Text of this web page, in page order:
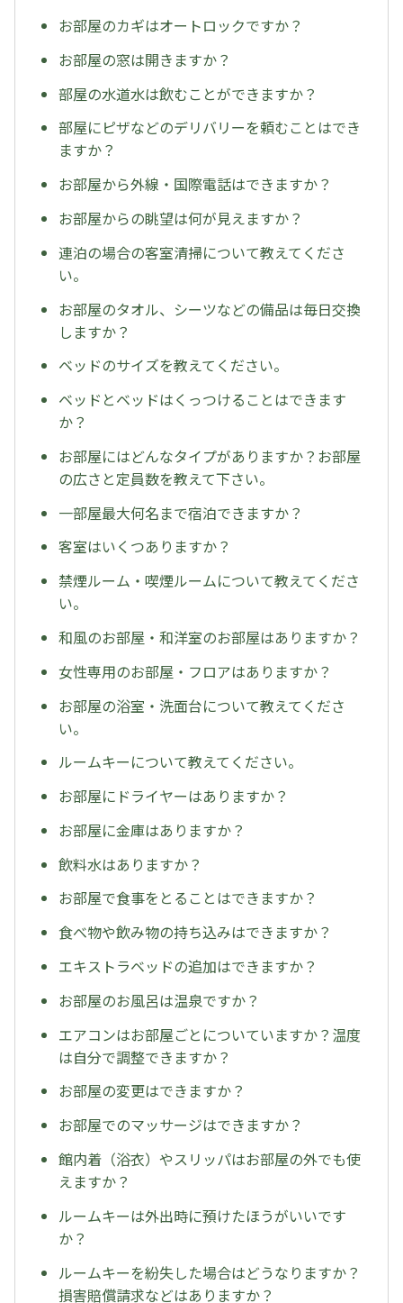
お部屋のカギはオートロックですか？
お部屋の窓は開きますか？
部屋の水道水は飲むことができますか？
部屋にピザなどのデリバリーを頼むことはでき
ますか？
お部屋から外線・国際電話はできますか？
お部屋からの眺望は何が見えますか？
連泊の場合の客室清掃について教えてくださ
い。
お部屋のタオル、シーツなどの備品は毎日交換
しますか？
ベッドのサイズを教えてください。
ベッドとベッドはくっつけることはできます
か？
お部屋にはどんなタイプがありますか？お部屋
の広さと定員数を教えて下さい。
一部屋最大何名まで宿泊できますか？
客室はいくつありますか？
禁煙ルーム・喫煙ルームについて教えてくださ
い。
和風のお部屋・和洋室のお部屋はありますか？
女性専用のお部屋・フロアはありますか？
お部屋の浴室・洗面台について教えてくださ
い。
ルームキーについて教えてください。
お部屋にドライヤーはありますか？
お部屋に金庫はありますか？
飲料水はありますか？
お部屋で食事をとることはできますか？
食べ物や飲み物の持ち込みはできますか？
エキストラベッドの追加はできますか？
お部屋のお風呂は温泉ですか？
エアコンはお部屋ごとについていますか？温度
は自分で調整できますか？
お部屋の変更はできますか？
お部屋でのマッサージはできますか？
館内着（浴衣）やスリッパはお部屋の外でも使
えますか？
ルームキーは外出時に預けたほうがいいです
か？
ルームキーを紛失した場合はどうなりますか？
損害賠償請求などはありますか？